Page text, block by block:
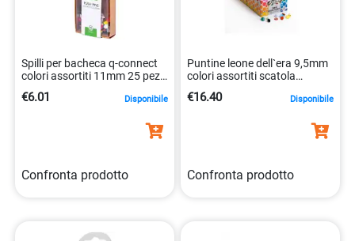
Spilli per bacheca q-connect
colori assortiti 11mm 25 pezzi
€6.01 Disponibile
Confronta prodotto
Puntine leone dell`era 9,5mm
colori assortiti scatola
8007979009838
€16.40 Disponibile
Confronta prodotto